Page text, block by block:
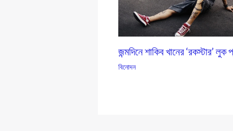
জন্মদিনে শাকিব খানের ‘রকস্টার’ লুক
বিনোদন